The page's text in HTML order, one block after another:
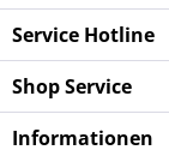
Service Hotline
Shop Service
Informationen